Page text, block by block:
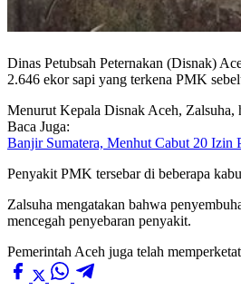
Dinas Petubsah Peternakan (Disnak)
2.646 ekor sapi yang terkena PMK
Menurut Kepala Disnak Aceh, Zalsuha,
Baca Juga:
Banjir Sumatera, Menhut Cabut 20 Izin
Penyakit PMK tersebar di beberapa
Zalsuha mengatakan bahwa
mencegah penyebaran penyakit.
Pemerintah Aceh juga telah